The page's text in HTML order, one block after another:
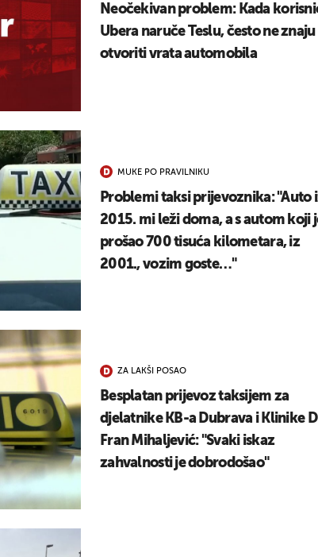
Neočekivan problem: Kada
Ubera naruče Teslu, često ne znaju
otvoriti vrata automobila
MUKE PO PRAVILNIKU
Problemi taksi prijevoznika: "Auto
2015. mi leži doma, a s autom koji
prošao 700 tisuća kilometara, iz
2001., vozim goste…"
ZA LAKŠI POSAO
Besplatan prijevoz taksijem za
djelatnike KB-a Dubrava i Klinike
Fran Mihaljević: "Svaki iskaz
zahvalnosti je dobrodošao"
UKLJUČITE NOTIFIKACIJE